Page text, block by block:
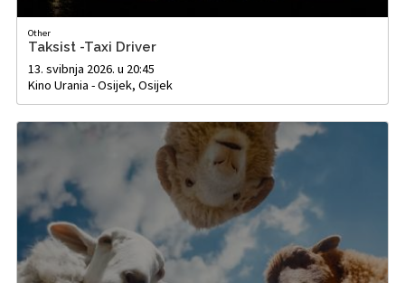
Other
Taksist -Taxi Driver
13. svibnja 2026. u 20:45
Kino Urania - Osijek, Osijek